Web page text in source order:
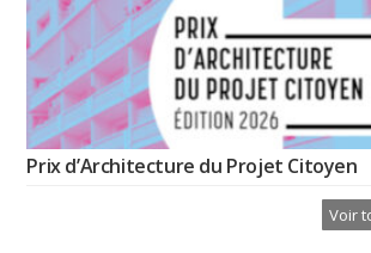
Prix d’Architecture du Projet Citoyen
Voir